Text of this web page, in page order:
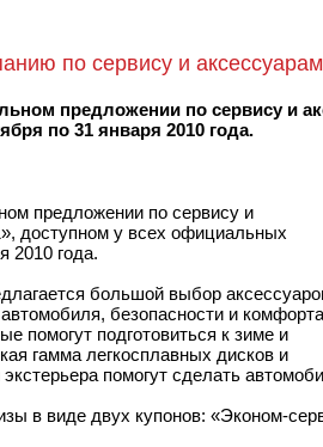
по сервису и аксессуарам
предложении по сервису и
по 31 января 2010 года.
предложении по сервису и
доступном у всех официальных
2010 года.
большой выбор
безопасности и
помогут подготовиться к зиме и
гамма легкосплавных дисков и
помогут сделать
в виде двух купонов: «Эконом-